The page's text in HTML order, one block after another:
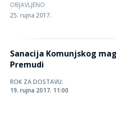
OBJAVLJENO
25. rujna 2017.
Sanacija Komunjskog
Premudi
ROK ZA DOSTAVU:
19. rujna 2017. 11:00